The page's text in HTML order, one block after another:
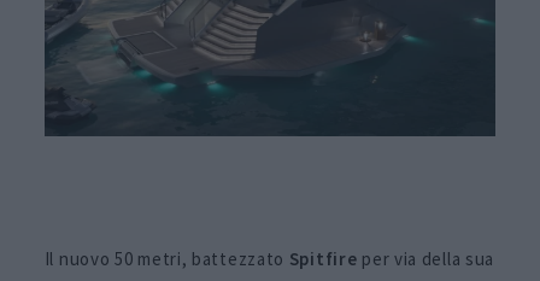
Il nuovo 50 metri, battezzato Spitfire per via della sua